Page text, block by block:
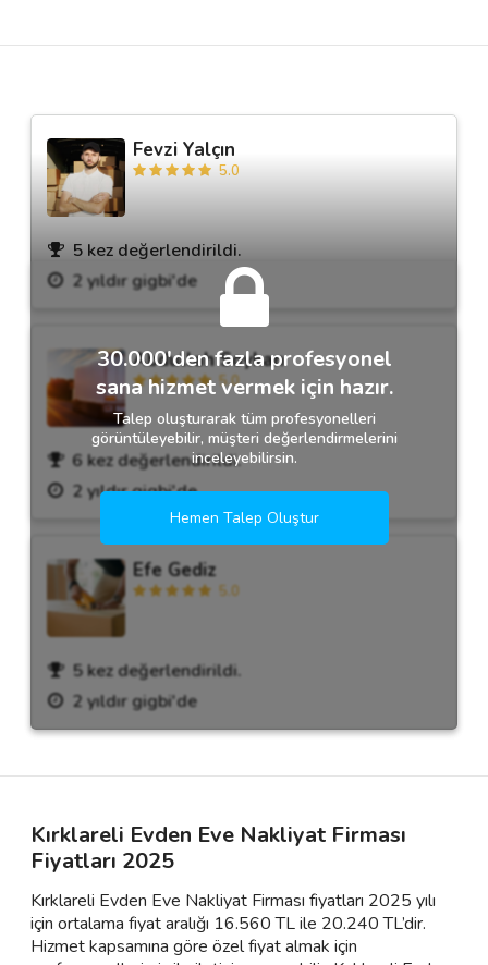
Fevzi Yalçın
5.0
5 kez değerlendirildi.
2 yıldır gigbi'de
Abdullah Soykan
5.0
6 kez değerlendirildi.
2 yıldır gigbi'de
Efe Gediz
5.0
5 kez değerlendirildi.
2 yıldır gigbi'de
30.000'den fazla profesyonel
sana hizmet vermek için hazır.
Talep oluşturarak tüm profesyonelleri
görüntüleyebilir, müşteri değerlendirmelerini
inceleyebilirsin.
Hemen Talep Oluştur
Kırklareli Evden Eve Nakliyat Firması
Fiyatları 2025
Kırklareli Evden Eve Nakliyat Firması fiyatları 2025 yılı
için ortalama fiyat aralığı 16.560 TL ile 20.240 TL’dir.
Hizmet kapsamına göre özel fiyat almak için